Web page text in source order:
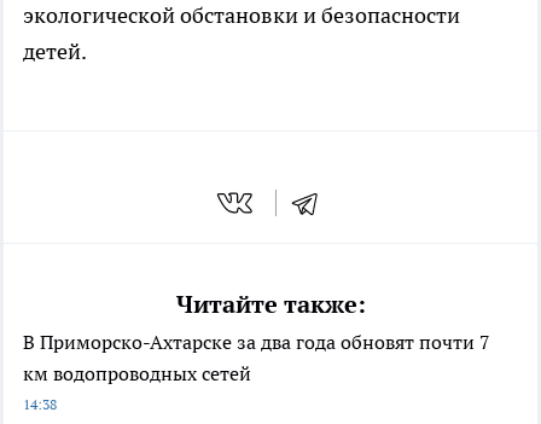
экологической обстановки и безопасности
детей.
Читайте также:
В Приморско-Ахтарске за два года обновят почти 7
км водопроводных сетей
14:38